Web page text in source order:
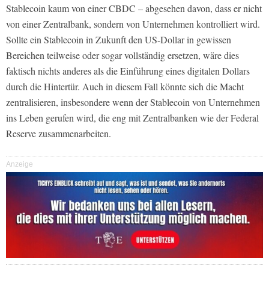
Stablecoin kaum von einer CBDC – abgesehen davon, dass er nicht
von einer Zentralbank, sondern von Unternehmen kontrolliert wird.
Sollte ein Stablecoin in Zukunft den US-Dollar in gewissen
Bereichen teilweise oder sogar vollständig ersetzen, wäre dies
faktisch nichts anderes als die Einführung eines digitalen Dollars
durch die Hintertür. Auch in diesem Fall könnte sich die Macht
zentralisieren, insbesondere wenn der Stablecoin von Unternehmen
ins Leben gerufen wird, die eng mit Zentralbanken wie der Federal
Reserve zusammenarbeiten.
Anzeige